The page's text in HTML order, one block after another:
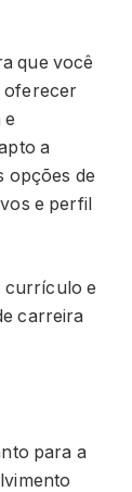
que você
oferecer
e
a
opções de
e perfil
currículo e
carreira
para a